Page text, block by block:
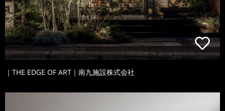
｜THE EDGE OF ART｜南九施設株式会社